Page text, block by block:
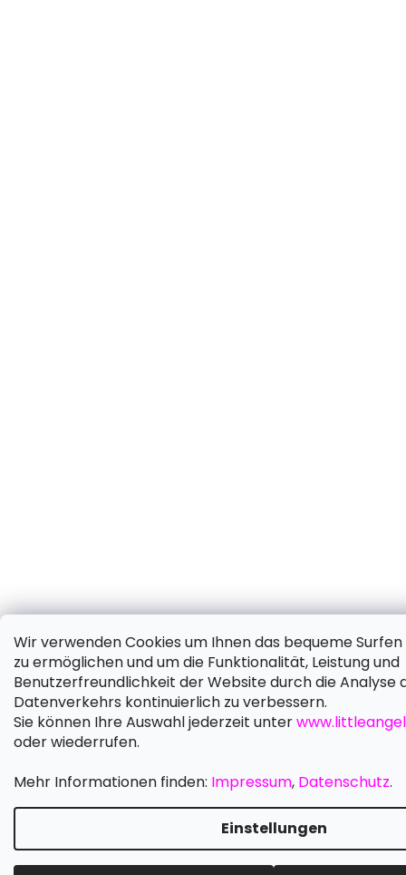
Wir verwenden Cookies um Ihnen das bequeme
zu ermöglichen und um die Funktionalität, Leistung und
Benutzerfreundlichkeit der Website durch die Analyse
Datenverkehrs kontinuierlich zu verbessern.
Sie können Ihre Auswahl jederzeit unter
oder wiederrufen.
Mehr Informationen finden: Impressum, Datenschutz.
Einstellungen